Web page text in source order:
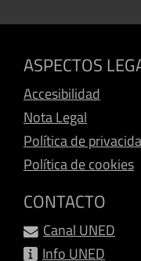
ASPECTOS
Accesibilidad
Nota Legal
Política de
Política de cookies
CONTACTO
Canal UNED
Info UNED